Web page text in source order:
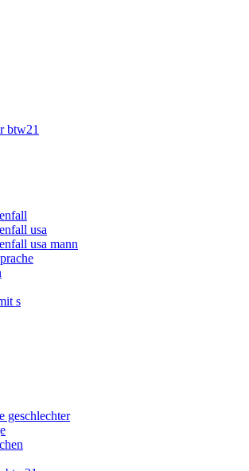
btw21
usa
usa mann
s
geschlechter